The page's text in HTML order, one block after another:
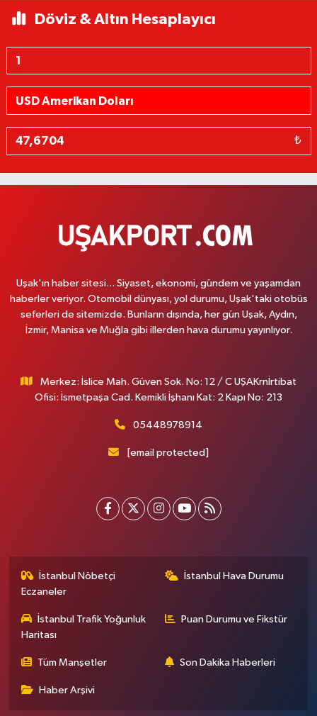
Döviz & Altın Hesaplayıcı
₺
Uşak'ın haber sitesi... Siyaset, ekonomi, gündem ve yaşamdan
haberler veriyor. Otomobil dünyası, yol durumu, Uşak'taki otobüs
seferleri de sitemizde. Bunların dışında, her gün Uşak, Aydın,
İzmir, Manisa ve Muğla gibi illerden hava durumu yayınlıyor.
Merkez: İslice Mah. Güven Sok. No: 12 / C UŞAKrnİrtibat
Ofisi: İsmetpaşa Cad. Kemikli İşhanı Kat: 2 Kapı No: 213
05448978914
[email protected]
İstanbul Nöbetçi
Eczaneler
İstanbul Hava Durumu
İstanbul Trafik Yoğunluk
Haritası
Puan Durumu ve Fikstür
Tüm Manşetler Son Dakika Haberleri
Haber Arşivi